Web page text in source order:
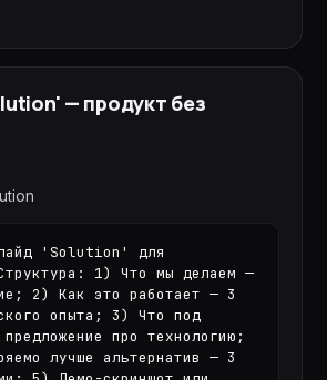
— продукт без
1) Что мы делаем —
2) Как это работает — 3
опыта; 3) Что под
про технологию;
лучше альтернатив — 3